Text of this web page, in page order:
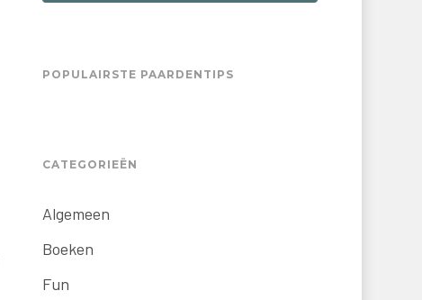
POPULAIRSTE PAARDENTIPS
CATEGORIEËN
Algemeen
Boeken
Fun